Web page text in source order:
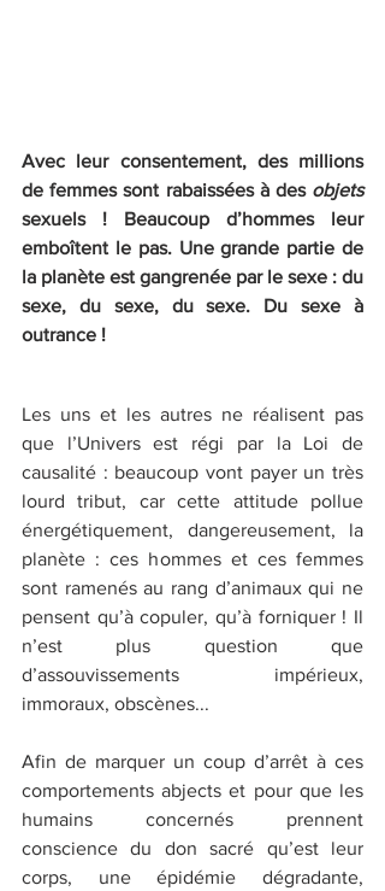
Avec leur consentement, des millions
de femmes sont rabaissées à des objets
sexuels ! Beaucoup d’hommes leur
emboîtent le pas. Une grande partie de
la planète est gangrenée par le sexe : du
sexe, du sexe, du sexe. Du sexe à
outrance !
Les uns et les autres ne réalisent pas
que l’Univers est régi par la Loi de
causalité : beaucoup vont payer un très
lourd tribut, car cette attitude pollue
énergétiquement, dangereusement, la
planète : ces hommes et ces femmes
sont ramenés au rang d’animaux qui ne
pensent qu’à copuler, qu’à forniquer ! Il
n’est plus question que
d’assouvissements impérieux,
immoraux, obscènes...
Afin de marquer un coup d’arrêt à ces
comportements abjects et pour que les
humains concernés prennent
conscience du don sacré qu’est leur
corps, une épidémie dégradante,